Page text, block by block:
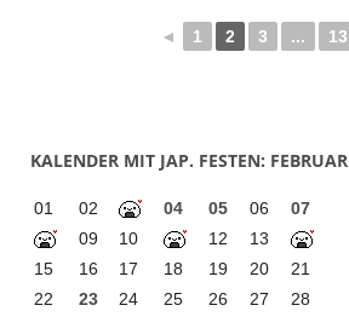
◄ 1 2 3 ... 13
KALENDER MIT JAP. FESTEN: FEBRUAR
01 02 04 05 06
07
09
10 12
13
15
16 17 18 19 20
21
22
23 24 25 26 27 28